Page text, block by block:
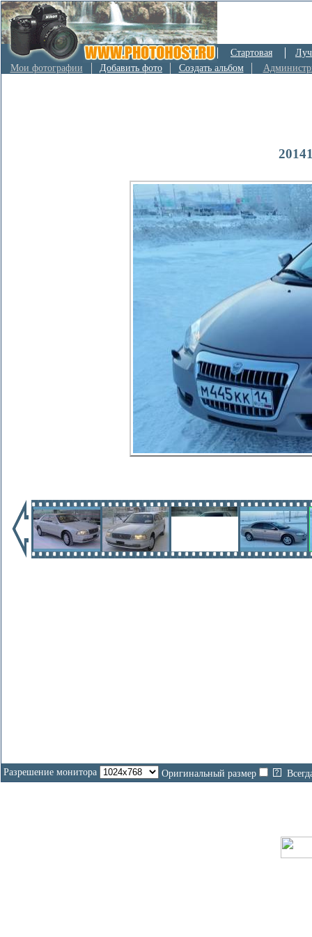
Стартовая
Мои фотографии
Добавить фото Создать альбом
Разрешение монитора Оригинальный размер